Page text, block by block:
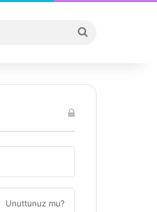
...
Unuttunuz mu?